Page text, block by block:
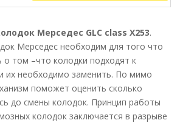
Мерседес GLC class X253.
Мерседес необходим для того что
о том –что колодки подходят к
их необходимо заменить. По мимо
поможет оценить сколько
до смены колодок. Принцип работы
колодок заключается в разрыве